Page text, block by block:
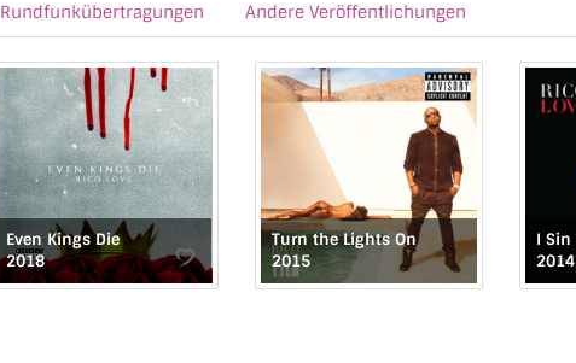
Rundfunkübertragungen Andere Veröffentlichungen
Even Kings Die
2018
Turn the Lights On
2015
I Sin
2014